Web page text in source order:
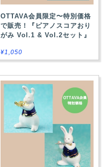
OTTAVA会員限定〜特別価格
で販売！『ピアノスコアおり
がみ Vol.1 & Vol.2セット』
¥1,050